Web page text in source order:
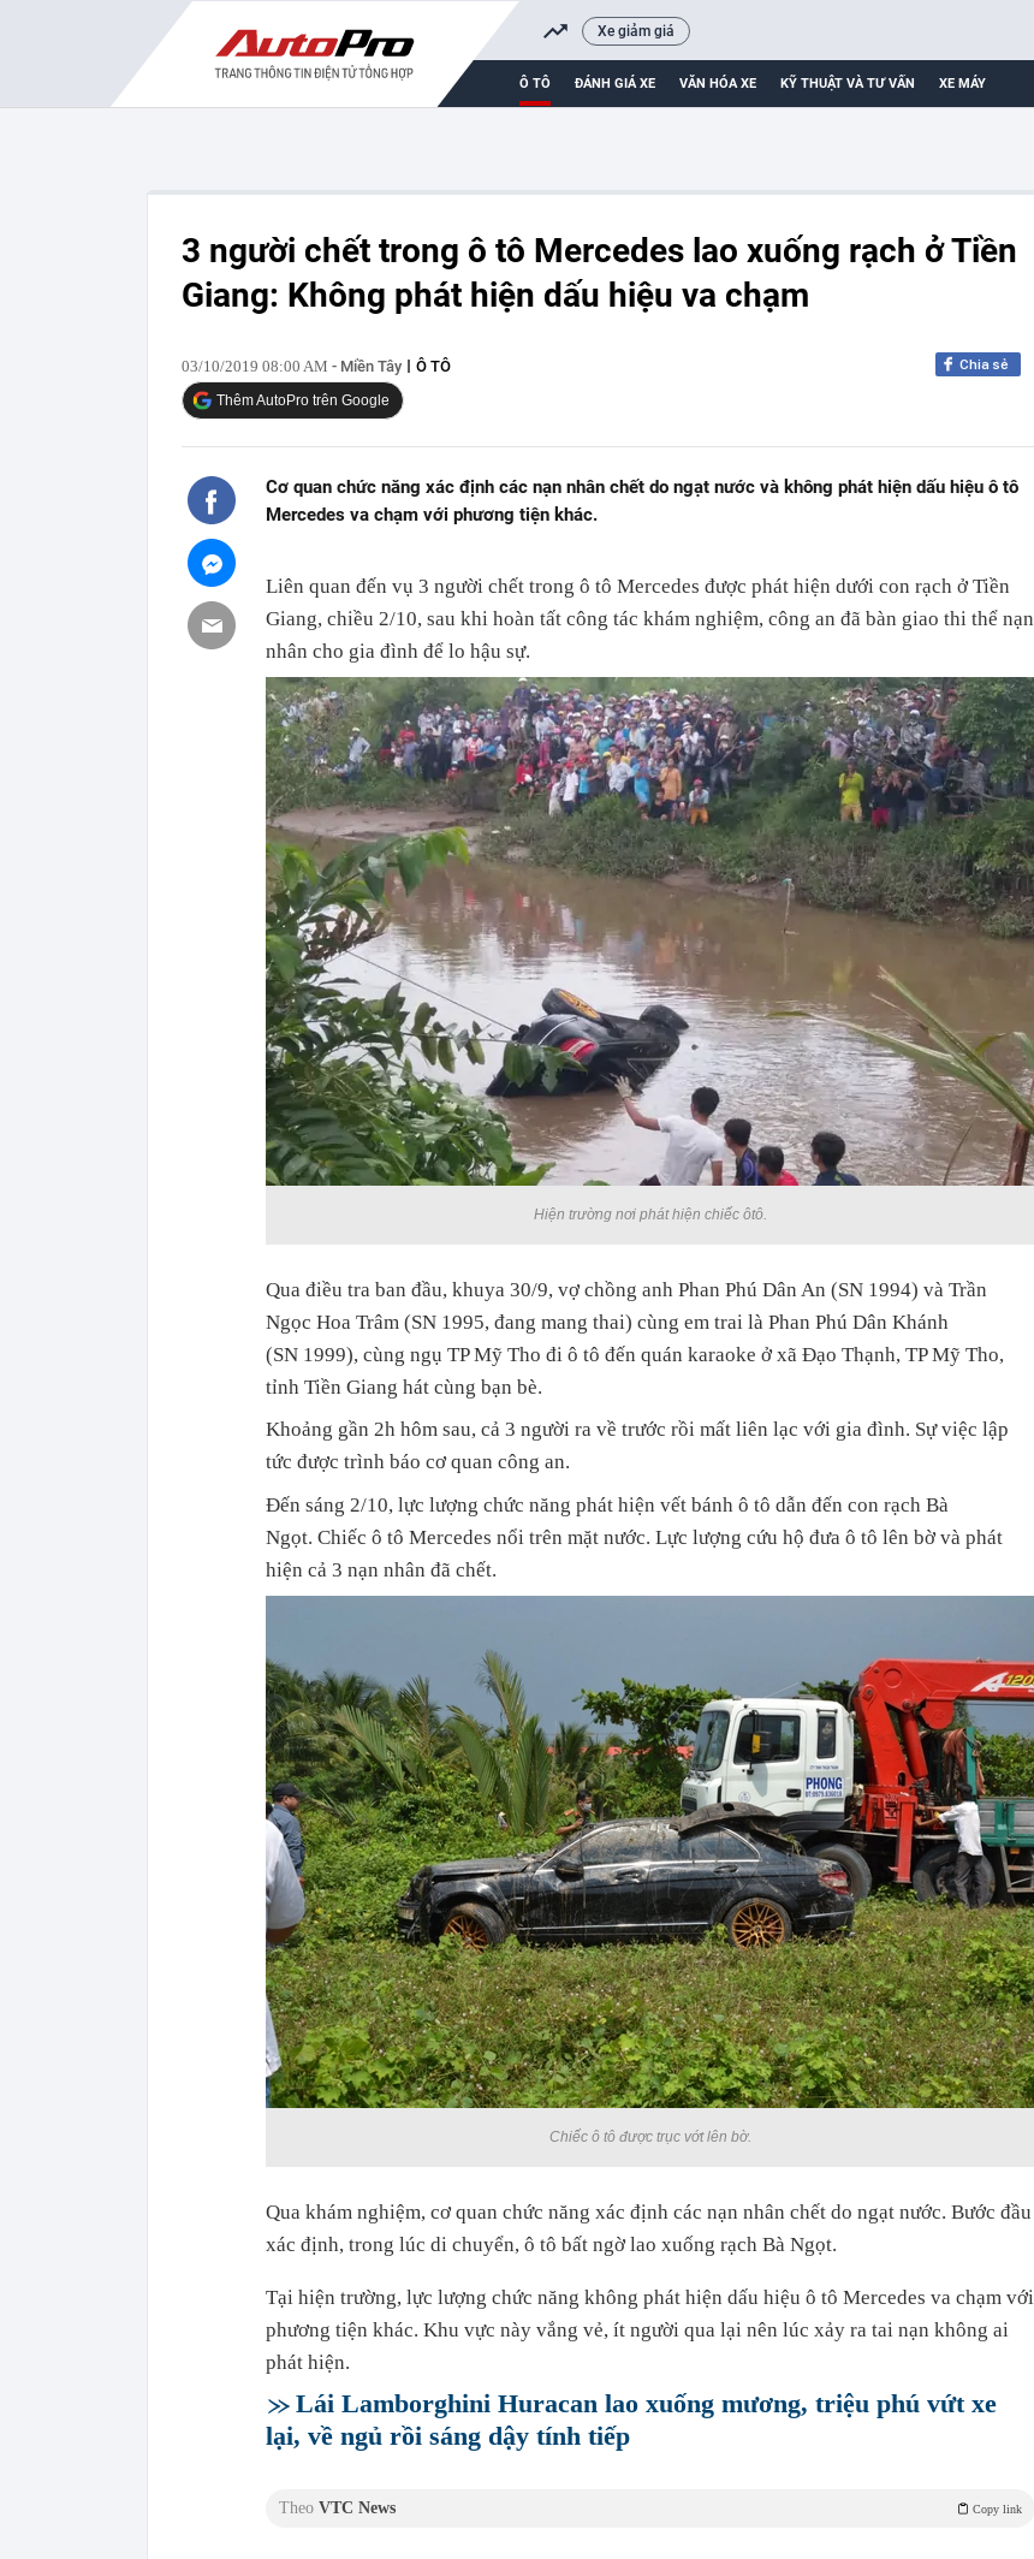
Xe giảm giá
Ô TÔ ĐÁNH GIÁ XE VĂN HÓA XE KỸ THUẬT VÀ TƯ VẤN XE MÁY
3 người chết trong ô tô Mercedes lao xuống rạch ở Tiền
Giang: Không phát hiện dấu hiệu va chạm
03/10/2019 08:00 AM - Miền Tây Ô TÔ Chia sẻ
Thêm AutoPro trên Google
Cơ quan chức năng xác định các nạn nhân chết do ngạt nước và không phát hiện dấu hiệu ô tô
Mercedes va chạm với phương tiện khác.
Liên quan đến vụ 3 người chết trong ô tô Mercedes được phát hiện dưới con rạch ở Tiền
Giang, chiều 2/10, sau khi hoàn tất công tác khám nghiệm, công an đã bàn giao thi thể nạn
nhân cho gia đình để lo hậu sự.
Hiện trường nơi phát hiện chiếc ôtô.
Qua điều tra ban đầu, khuya 30/9, vợ chồng anh Phan Phú Dân An (SN 1994) và Trần
Ngọc Hoa Trâm (SN 1995, đang mang thai) cùng em trai là Phan Phú Dân Khánh
(SN 1999), cùng ngụ TP Mỹ Tho đi ô tô đến quán karaoke ở xã Đạo Thạnh, TP Mỹ Tho,
tỉnh Tiền Giang hát cùng bạn bè.
Khoảng gần 2h hôm sau, cả 3 người ra về trước rồi mất liên lạc với gia đình. Sự việc lập
tức được trình báo cơ quan công an.
Đến sáng 2/10, lực lượng chức năng phát hiện vết bánh ô tô dẫn đến con rạch Bà
Ngọt. Chiếc ô tô Mercedes nổi trên mặt nước. Lực lượng cứu hộ đưa ô tô lên bờ và phát
hiện cả 3 nạn nhân đã chết.
Chiếc ô tô được trục vớt lên bờ.
Qua khám nghiệm, cơ quan chức năng xác định các nạn nhân chết do ngạt nước. Bước đầu
xác định, trong lúc di chuyển, ô tô bất ngờ lao xuống rạch Bà Ngọt.
Tại hiện trường, lực lượng chức năng không phát hiện dấu hiệu ô tô Mercedes va chạm với
phương tiện khác. Khu vực này vắng vẻ, ít người qua lại nên lúc xảy ra tai nạn không ai
phát hiện.
Lái Lamborghini Huracan lao xuống mương, triệu phú vứt xe
lại, về ngủ rồi sáng dậy tính tiếp
Theo VTC News Copy link